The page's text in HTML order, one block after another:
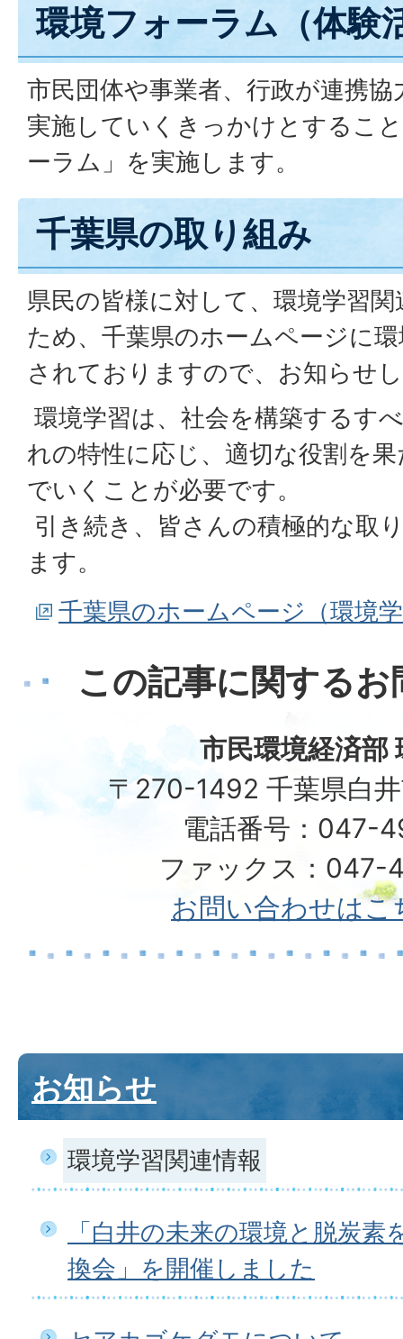
環境フォーラム（体験
市民団体や事業者、行政が連携
実施していくきっかけとするこ
ーラム」を実施します。
千葉県の取り組み
県民の皆様に対して、環境学習
ため、千葉県のホームページに
されておりますので、お知らせ
環境学習は、社会を構築するす
れの特性に応じ、適切な役割を
でいくことが必要です。
引き続き、皆さんの積極的な取
ます。
千葉県のホームページ（環境
この記事に関する
市民環境経済部
〒270-1492 千葉県白
電話番号：047-
ファックス：047-
お問い合わせはこ
お知らせ
環境学習関連情報
「白井の未来の環境と脱炭素
換会」を開催しました